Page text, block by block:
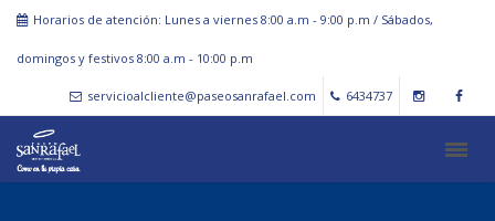
Horarios de atención: Lunes a viernes 8:00 a.m - 9:00 p.m / Sábados,
domingos y festivos 8:00 a.m - 10:00 p.m
servicioalcliente@paseosanrafael.com 6434737